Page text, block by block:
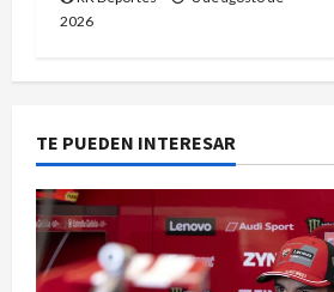
2026
TE PUEDEN INTERESAR